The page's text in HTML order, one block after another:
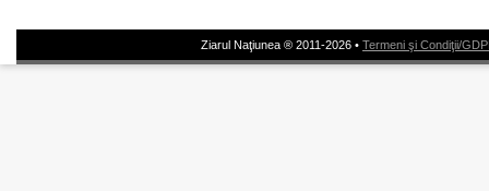
Ziarul Naţiunea ® 2011-2026 • Termeni şi Condiţii/